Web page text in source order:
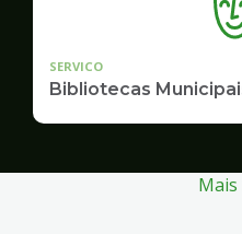
SERVICO
Bibliotecas
Mais